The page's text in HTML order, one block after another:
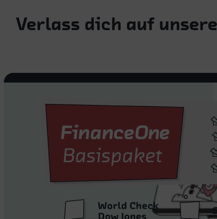
Verlass dich auf